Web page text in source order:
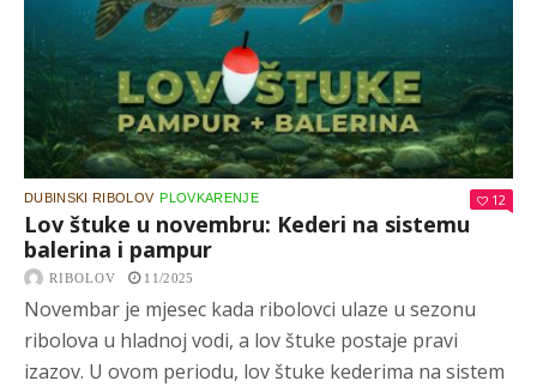
DUBINSKI RIBOLOV PLOVKARENJE 12
Lov štuke u novembru: Kederi na sistemu
balerina i pampur
RIBOLOV 11/2025
Novembar je mjesec kada ribolovci ulaze u sezonu
ribolova u hladnoj vodi, a lov štuke postaje pravi
izazov. U ovom periodu, lov štuke kederima na sistem